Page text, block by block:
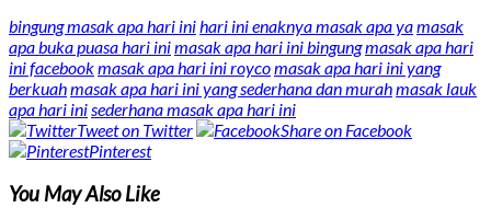
bingung masak apa hari inihari ini enaknya masak apa yamasak
apa buka puasa hari inimasak apa hari ini bingungmasak apa hari
ini facebookmasak apa hari ini roycomasak apa hari ini yang
berkuahmasak apa hari ini yang sederhana dan murahmasak lauk
apa hari inisederhana masak apa hari ini
Tweet on Twitter
Share on Facebook
Pinterest
You May Also Like